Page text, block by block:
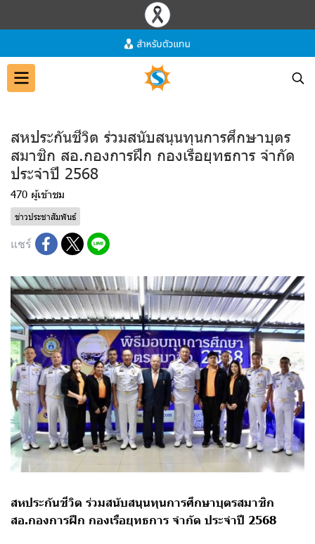
สหประกันชีวิต ร่วมสนับสนุนทุนการศึกษาบุตร
สมาชิก สอ.กองการฝึก กองเรือยุทธการ จำกัด
ประจำปี 2568
470 ผู้เข้าชม
ข่าวประชาสัมพันธ์
แชร์
สหประกันชีวิต ร่วมสนับสนุนทุนการศึกษาบุตรสมาชิก
สอ.กองการฝึก กองเรือยุทธการ จำกัด ประจำปี 2568